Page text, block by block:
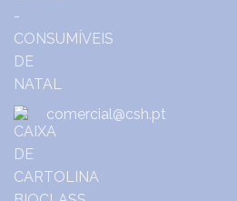
comercial@csh.pt